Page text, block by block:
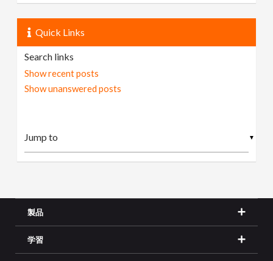
Quick Links
Search links
Show recent posts
Show unanswered posts
▼
製品
学習